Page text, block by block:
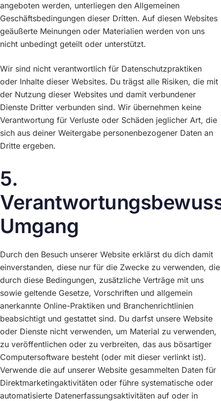
Suchbegriff eingeben & Enter klicken
angeboten werden, unterliegen den Allgemeinen
Geschäftsbedingungen dieser Dritten. Auf diesen Websites
geäußerte Meinungen oder Materialien werden von uns
nicht unbedingt geteilt oder unterstützt.
Wir sind nicht verantwortlich für Datenschutzpraktiken
oder Inhalte dieser Websites. Du trägst alle Risiken, die mit
der Nutzung dieser Websites und damit verbundener
Dienste Dritter verbunden sind. Wir übernehmen keine
Verantwortung für Verluste oder Schäden jeglicher Art, die
sich aus deiner Weitergabe personenbezogener Daten an
Dritte ergeben.
5.
Umgang
Durch den Besuch unserer Website erklärst du dich damit
einverstanden, diese nur für die Zwecke zu verwenden, die
durch diese Bedingungen, zusätzliche Verträge mit uns
sowie geltende Gesetze, Vorschriften und allgemein
anerkannte Online-Praktiken und Branchenrichtlinien
beabsichtigt und gestattet sind. Du darfst unsere Website
oder Dienste nicht verwenden, um Material zu verwenden,
zu veröffentlichen oder zu verbreiten, das aus bösartiger
Computersoftware besteht (oder mit dieser verlinkt ist).
Verwende die auf unserer Website gesammelten Daten für
Direktmarketingaktivitäten oder führe systematische oder
automatisierte Datenerfassungsaktivitäten auf oder in